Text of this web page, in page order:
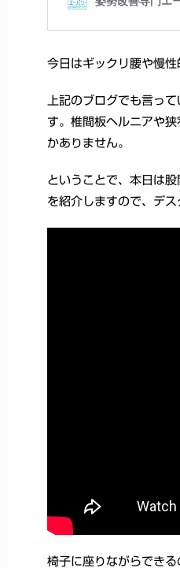
今日はギックリ腰や慢性
上記のブログでも言っ
す。椎間板ヘルニアや
かありません。
ということで、本日は
を紹介しますので、デス
椅子に座りながらでき